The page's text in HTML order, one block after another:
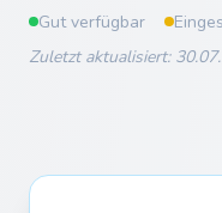
Gut verfügbar
Zuletzt aktualisiert: